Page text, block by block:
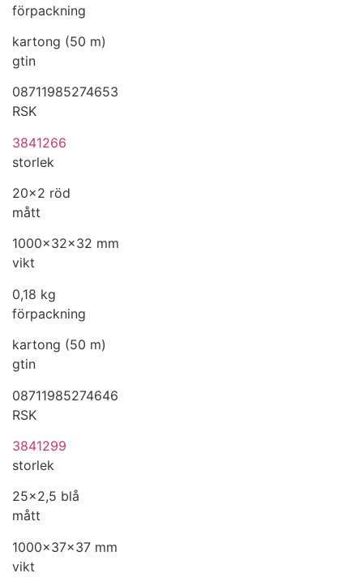
förpackning
kartong (50 m)
gtin
08711985274653
RSK
3841266
storlek
20x2 röd
mått
1000x32x32 mm
vikt
0,18 kg
förpackning
kartong (50 m)
gtin
08711985274646
RSK
3841299
storlek
25x2,5 blå
mått
1000x37x37 mm
vikt